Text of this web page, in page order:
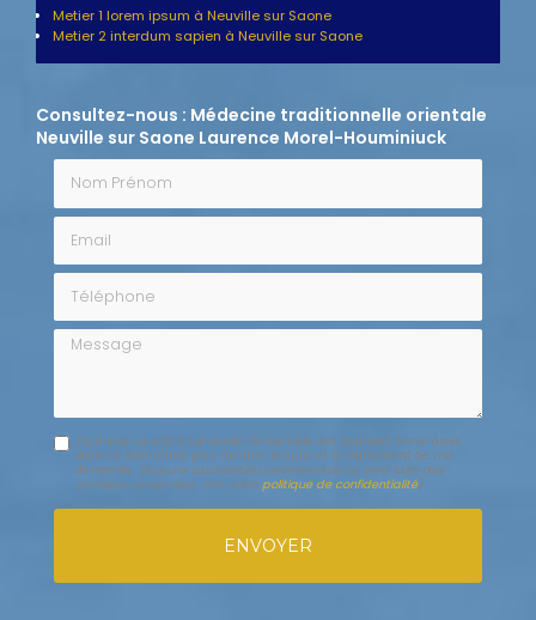
Metier 1 lorem ipsum à Neuville sur Saone
Metier 2 interdum sapien à Neuville sur Saone
Consultez-nous : Médecine traditionnelle orientale
Neuville sur Saone Laurence Morel-Houminiuck
Email
Téléphone
Message
J'autorise ce site à conserver l'ensemble des données transmises
dans ce formulaire pour faciliter le suivi et le traitement de ma
demande.
(Aucune exploitation commerciale ne sera faite des
données conservées. Voir notre politique de confidentialité)